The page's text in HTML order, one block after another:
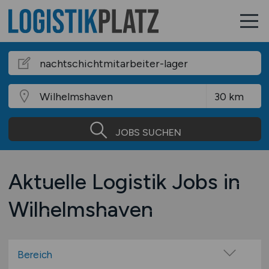
JOBS SUCHEN
Aktuelle Logistik Jobs in
Wilhelmshaven
Bereich